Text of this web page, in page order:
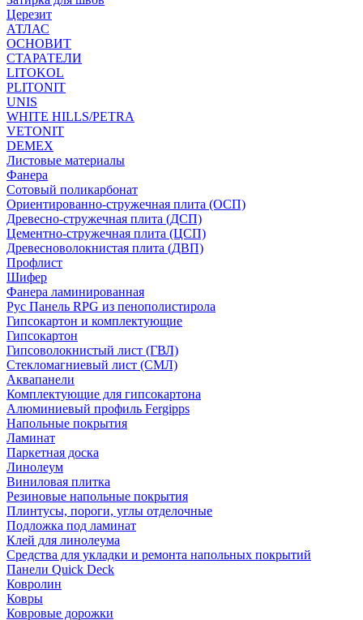
Церезит
АТЛАС
ОСНОВИТ
СТАРАТЕЛИ
LITOKOL
PLITONIT
UNIS
WHITE HILLS/PETRA
VETONIT
DEMEX
Листовые материалы
Фанера
Сотовый поликарбонат
Ориентированно-стружечная плита (ОСП)
Древесно-стружечная плита (ДСП)
Цементно-стружечная плита (ЦСП)
Древесноволокнистая плита (ДВП)
Профлист
Шифер
Фанера ламинированная
Рус Панель RPG из пенополистирола
Гипсокартон и комплектующие
Гипсокартон
Гипсоволокнистый лист (ГВЛ)
Стекломагниевый лист (СМЛ)
Аквапанели
Комплектующие для гипсокартона
Алюминиевый профиль Fergipps
Напольные покрытия
Ламинат
Паркетная доска
Линолеум
Виниловая плитка
Резиновые напольные покрытия
Плинтусы, пороги, углы отделочные
Подложка под ламинат
Клей для линолеума
Средства для укладки и ремонта напольных покрытий
Панели Quick Deck
Ковролин
Ковры
Ковровые дорожки